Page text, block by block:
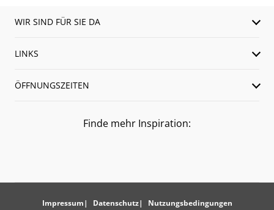
WIR SIND FÜR SIE DA
LINKS
ÖFFNUNGSZEITEN
Finde mehr Inspiration:
Impressum Datenschutz
Nutzungsbedingungen